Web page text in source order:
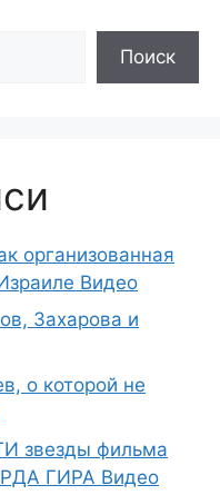
Поиск
организованная
Видео
Захарова и
о которой не
звезды фильма
ГИРА Видео